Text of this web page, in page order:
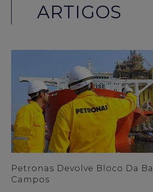
ARTIGOS
Petronas Devolve Bloco Da
Campos